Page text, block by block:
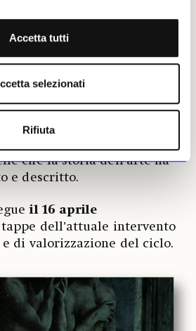
Accetta tutti
selezionati
Rifiuta
cui giunge Alberto
altri cicli di affreschi, se
procedimenti qui messi a
distinzione tra
e a secco ed un’ampia e
che la storia dell’arte ha
e descritto.
il 16 aprile
dell’attuale intervento
e di valorizzazione del ciclo.